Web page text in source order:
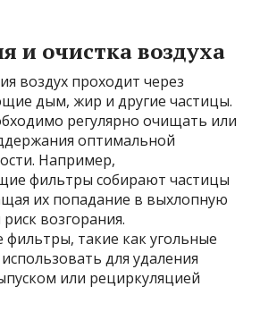
и очистка воздуха
воздух проходит через
дым, жир и другие частицы.
регулярно очищать или
оптимальной
Например,
фильтры собирают частицы
их попадание в выхлопную
возгорания.
такие как угольные
для удаления
или рециркуляцией